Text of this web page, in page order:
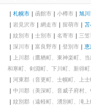
札幌市 函館市 小樽市 旭川
岩見沢市
網走市 留萌市 苫
紋別市
士別市 名寄市 三笠
深川市
富良野市 登別市 恵
上川郡（鷹栖町、東神楽町、
和寒町、剣淵町、下川町、新得町
河東郡（音更町、士幌町、上士
中川郡（美深町、音威子府村
紋別郡（遠軽町、湧別町、滝